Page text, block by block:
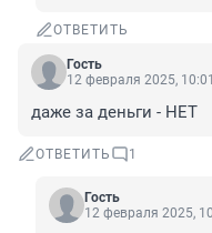
ОТВЕТИТЬ
Гость
12 февраля 2025, 10:01
даже за деньги - НЕТ
ОТВЕТИТЬ 1
Гость
12 февраля 2025,